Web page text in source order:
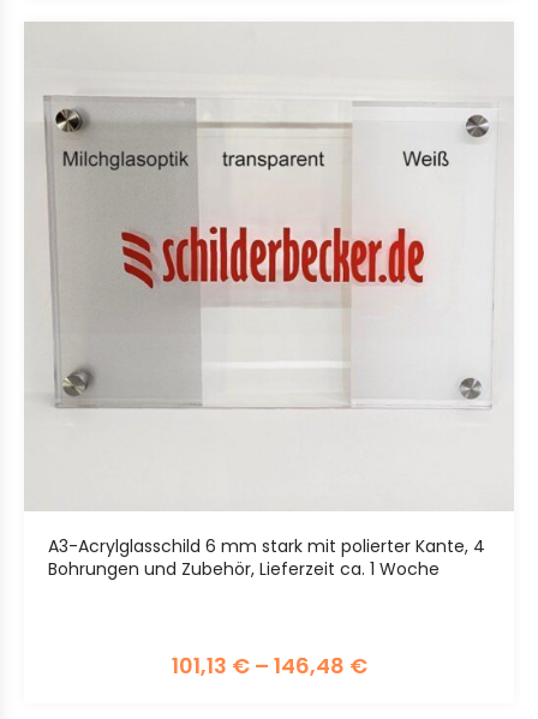
A3-Acrylglasschild 6 mm stark mit polierter Kante, 4
Bohrungen und Zubehör, Lieferzeit ca. 1 Woche
101,13 €– 146,48 €